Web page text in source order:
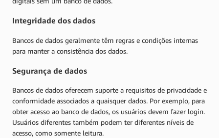
Integridade dos dados
Bancos de dados geralmente têm regras e condições internas
para manter a consistência dos dados.
Segurança de dados
Bancos de dados oferecem suporte a requisitos de privacidade e
conformidade associados a quaisquer dados. Por exemplo, para
obter acesso ao banco de dados, os usuários devem fazer login.
Usuários diferentes também podem ter diferentes níveis de
acesso, como somente leitura.